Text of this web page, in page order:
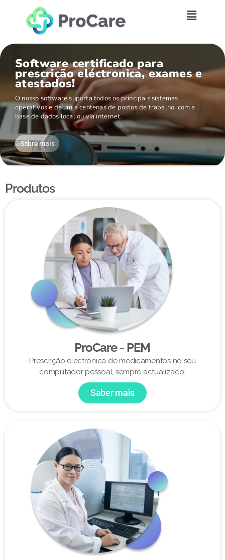
Software certificado para
prescrição eléctronica, exames e
atestados!
O nosso software suporta todos os principais sistemas
operativos e de um a centenas de postos de trabalho, com a
base de dados local ou via internet.
Sabre mais
Produtos
ProCare - PEM
Prescrição electrónica de medicamentos no seu
computador pessoal, sempre actualizado!
Saber mais